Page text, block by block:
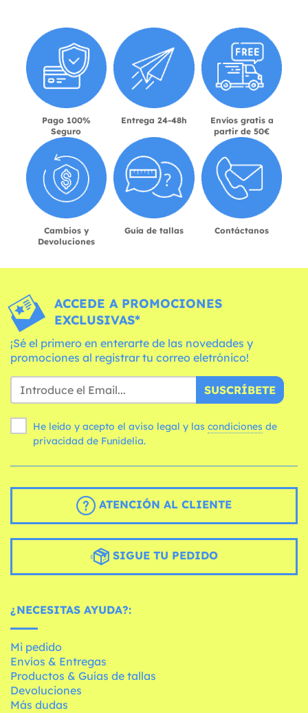
Pago 100%
Seguro
Entrega 24-48h
Envíos gratis a
partir de 50€
Cambios y
Devoluciones
Guía de tallas Contáctanos
ACCEDE A PROMOCIONES
EXCLUSIVAS*
¡Sé el primero en enterarte de las novedades y
promociones al registrar tu correo eletrónico!
SUSCRÍBETE
He leído y acepto el aviso legal y las condiciones
privacidad de Funidelia.
ATENCIÓN AL CLIENTE
SIGUE TU PEDIDO
¿NECESITAS AYUDA?:
Mi pedido
Envíos & Entregas
Productos & Guías de tallas
Devoluciones
Más dudas